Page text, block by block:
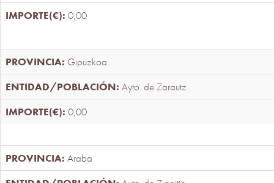
0,00
Gipuzkoa
Ayto. de Zarautz
0,00
Araba